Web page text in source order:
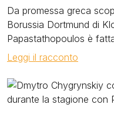
Da promessa greca
Borussia Dortmund di
Papastathopoulos è
Leggi il racconto
Image